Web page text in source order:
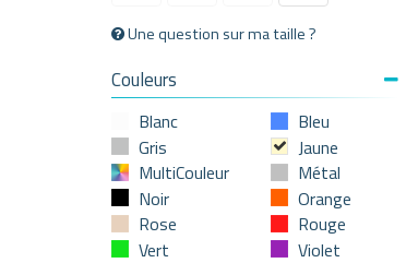
Une question sur ma taille ?
Couleurs
Blanc
Bleu
Gris
Jaune
MultiCouleur
Métal
Noir
Orange
Rose
Rouge
Vert
Violet